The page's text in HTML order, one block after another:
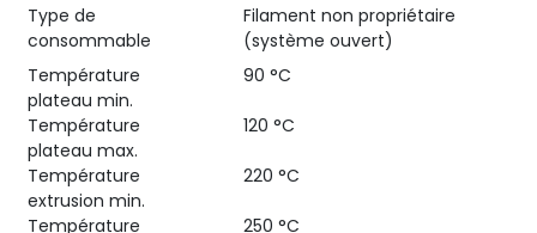
Type de
consommable
Filament non propriétaire
(système ouvert)
Température
plateau min.
90 °C
Température
plateau max.
120 °C
Température
extrusion min.
220 °C
Température
250 °C